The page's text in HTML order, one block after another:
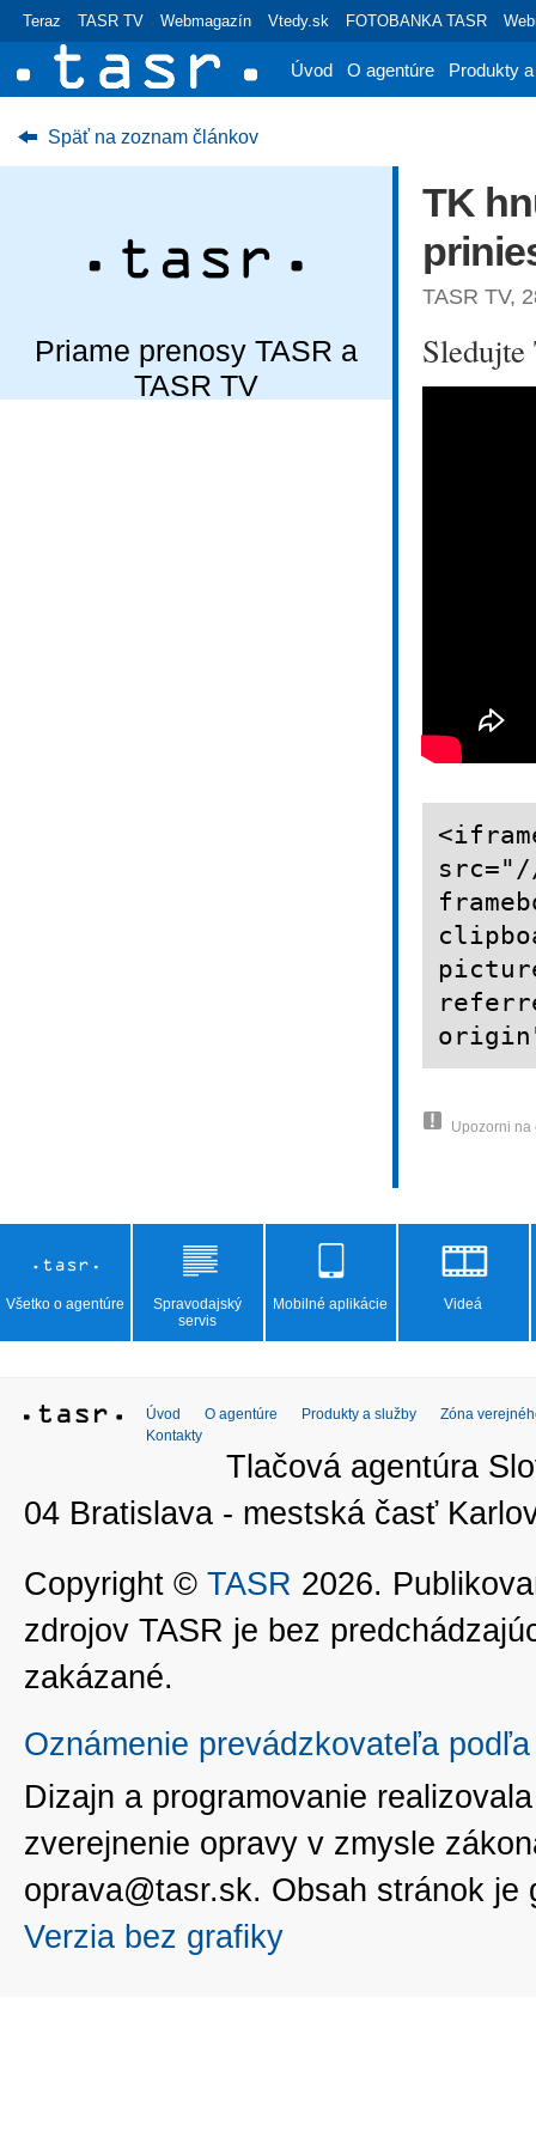
Teraz TASR TV Webmagazín Vtedy.sk FOTOBANKA TASR
Úvod O agentúre Produkty
Späť na zoznam článkov
Priame prenosy TASR a
TASR TV
TK
TASR TV,
src="//
Upozorni na
Všetko o agentúre
Spravodajský
servis
Mobilné aplikácie Videá
Úvod O agentúre Produkty a služby
Zóna
Kontakty
Tlačová agentúra
04 Bratislava - mestská časť
Copyright © TASR 2026.
zdrojov TASR je bez
zakázané.
Oznámenie prevádzkovateľa
Dizajn a programovanie
zverejnenie opravy v zmysle
oprava@tasr.sk. Obsah stránok
Verzia bez grafiky